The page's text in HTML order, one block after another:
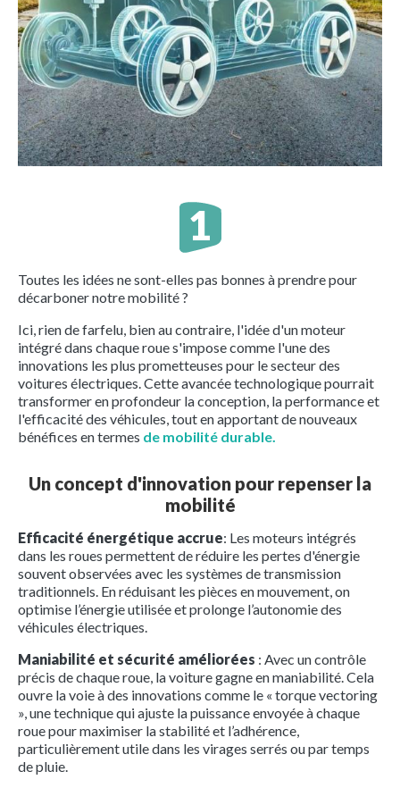
Toutes les idées ne sont-elles pas bonnes à prendre pour
décarboner notre mobilité ?
Ici, rien de farfelu, bien au contraire, l'idée d'un moteur
intégré dans chaque roue s'impose comme l'une des
innovations les plus prometteuses pour le secteur des
voitures électriques. Cette avancée technologique pourrait
transformer en profondeur la conception, la performance et
l'efficacité des véhicules, tout en apportant de nouveaux
bénéfices en termes de mobilité durable.
Un concept d'innovation pour repenser la
mobilité
Efficacité énergétique accrue: Les moteurs intégrés
dans les roues permettent de réduire les pertes d'énergie
souvent observées avec les systèmes de transmission
traditionnels. En réduisant les pièces en mouvement, on
optimise l’énergie utilisée et prolonge l’autonomie des
véhicules électriques.
Maniabilité et sécurité améliorées : Avec un contrôle
précis de chaque roue, la voiture gagne en maniabilité. Cela
ouvre la voie à des innovations comme le « torque vectoring
», une technique qui ajuste la puissance envoyée à chaque
roue pour maximiser la stabilité et l’adhérence,
particulièrement utile dans les virages serrés ou par temps
de pluie.